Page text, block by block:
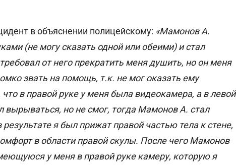
в объяснении полицейскому: «Мамонов А.
(не могу сказать одной или обеими) и стал
от него прекратить меня душить, но он меня
звать на помощь, т.к. не мог оказать ему
что в правой руке у меня была видеокамера, а в левой
но не смог, тогда Мамонов А. стал
я был прижат правой частью тела к стене,
в области правой скулы. После чего Мамонов
у меня в правой руке камеру, которую я